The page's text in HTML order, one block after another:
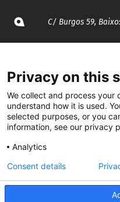
C/ Burgos 59,
935 120 481
@CGTCatalunya
CGTCatalunya
cgtcatalunya
Privacy on this
We collect and process your
understand how it is used.
selected purposes, or you
information, see our privacy
Analytics
Consent details